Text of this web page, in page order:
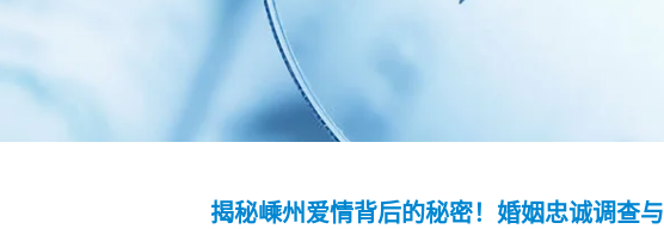
揭秘嵊州爱情背后的秘密！婚姻忠诚调查